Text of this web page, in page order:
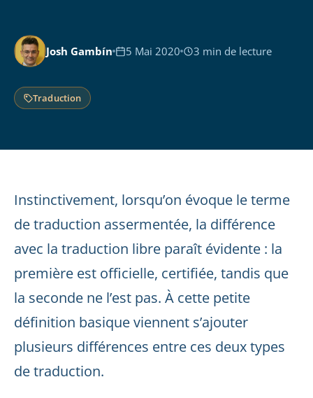
Josh Gambín 5 Mai 2020 3 min de lecture
Traduction
Instinctivement, lorsqu’on évoque le terme
de traduction assermentée, la différence
avec la traduction libre paraît évidente : la
première est officielle, certifiée, tandis que
la seconde ne l’est pas. À cette petite
définition basique viennent s’ajouter
plusieurs différences entre ces deux types
de traduction.